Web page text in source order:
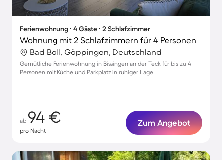
Ferienwohnung ∙ 4 Gäste ∙ 2 Schlafzimmer
Wohnung mit 2 Schlafzimmern für 4 Personen
Bad Boll, Göppingen, Deutschland
Gemütliche Ferienwohnung in Bissingen an der Teck für bis zu 4
Personen mit Küche und Parkplatz in ruhiger Lage
ab 94 €
pro Nacht
Zum Angebot